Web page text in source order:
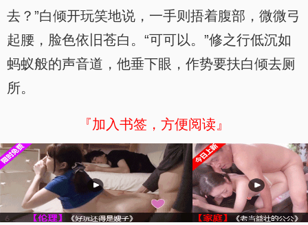
去？”白倾开玩笑地说，一手则捂着腹部，微微弓
起腰，脸色依旧苍白。“可可以。”修之行低沉如
蚂蚁般的声音道，他垂下眼，作势要扶白倾去厕
所。
『加入书签，方便阅读』